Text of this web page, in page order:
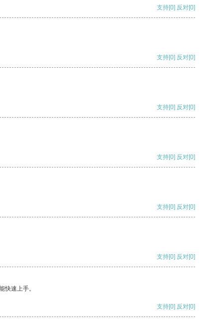
支持[0] 反对[0]
支持[0] 反对[0]
支持[0] 反对[0]
支持[0] 反对[0]
支持[0] 反对[0]
支持[0] 反对[0]
快速上手。
支持[0] 反对[0]